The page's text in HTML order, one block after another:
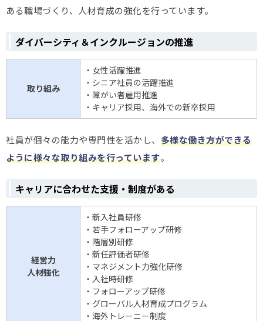
ある職場づくり、人材育成の強化を行っています。
ダイバーシティ＆インクルージョンの推進
取り組み
・女性活躍推進
・シニア社員の活躍推進
・障がい者雇用推進
・キャリア採用、海外での新卒採用
社員が個々の能力や専門性を活かし、 多様な働き方ができる
ように様々な取り組みを行っています。
キャリアに合わせた支援・制度がある
経営力
人材強化
・新入社員研修
・若手フォローアップ研修
・階層別研修
・新任評価者研修
・マネジメント力強化研修
・入社時研修
・フォローアップ研修
・グローバル人材育成プログラム
・海外トレーニー制度